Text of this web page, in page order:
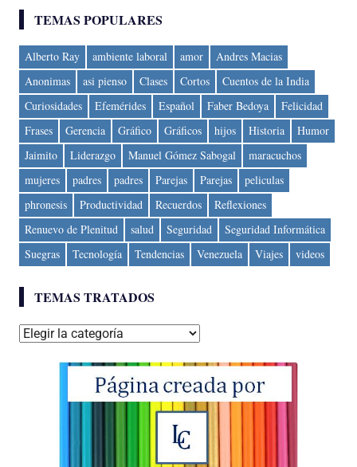
TEMAS POPULARES
Alberto Ray ambiente laboral amor
Andres Macias
Anonimas
asi pienso Clases Cortos
Cuentos de la India
Curiosidades
Efemérides Español Faber Bedoya
Felicidad
Frases
Gerencia Gráfico Gráficos hijos Historia
Humor
Jaimito
Liderazgo Manuel Gómez Sabogal
maracuchos
mujeres
padres padres Parejas Parejas
peliculas
phronesis
Productividad Recuerdos
Reflexiones
Renuevo de Plenitud
salud Seguridad
Seguridad Informática
Suegras
Tecnología Tendencias Venezuela Viajes videos
TEMAS TRATADOS
Temas